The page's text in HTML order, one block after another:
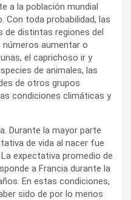
a la población mundial
Con toda probabilidad, las
de distintas regiones del
aumentar o
el caprichoso ir y
de animales, las
de otros grupos
condiciones climáticas y
Durante la mayor parte
de vida al nacer fue
expectativa promedio de
a Francia durante la
En estas condiciones,
sido de por lo menos